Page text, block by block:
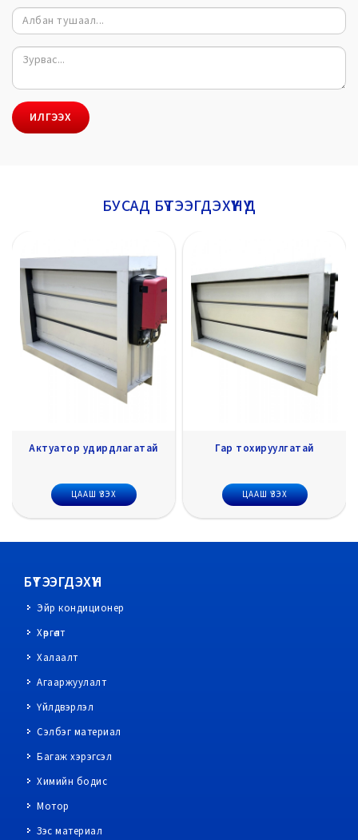
ИЛГЭЭХ
БУСАД БҮТЭЭГДЭХҮҮНҮҮД
Гар тохируулгатай
ЦААШ ҮЗЭХ
Утаа болон
ЦААШ ҮЗЭХ
БҮТЭЭГДЭХҮҮН
Эйр кондиционер
Хөргөлт
Халаалт
Агааржуулалт
Үйлдвэрлэл
Сэлбэг материал
Багаж хэрэгсэл
Химийн бодис
Мотор
Зэс материал